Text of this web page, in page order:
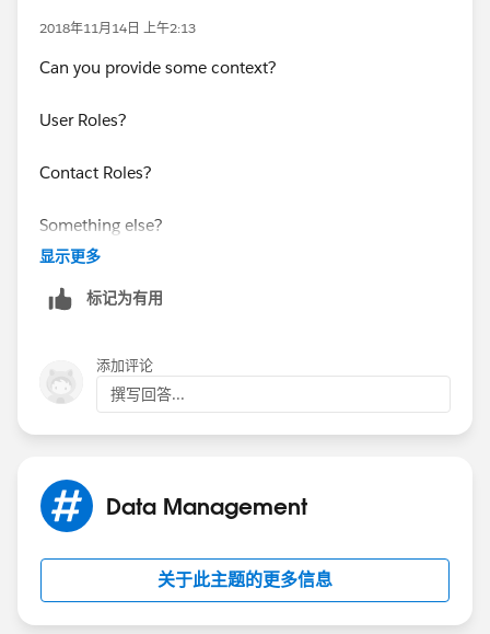
2018年11月14日 上午2:13
Can you provide some context?
User Roles?
Contact Roles?
Something else?
显示更多
标记为有用
添加评论
撰写回答...
Data Management
关于此主题的更多信息